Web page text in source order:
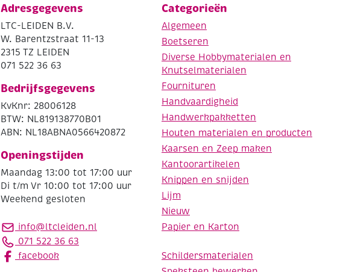
Adresgegevens
LTC-LEIDEN B.V.
W. Barentzstraat 11-13
2315 TZ LEIDEN
071 522 36 63
Bedrijfsgegevens
KvKnr: 28006128
BTW: NL819138770B01
ABN: NL18ABNA0566420872
Openingstijden
Maandag 13:00 tot 17:00 uur
Di t/m Vr 10:00 tot 17:00 uur
Weekend gesloten
info@ltcleiden.nl
071 522 36 63
facebook
Categorieën
Algemeen
Boetseren
Diverse Hobbymaterialen en
Knutselmaterialen
Fournituren
Handvaardigheid
Handwerkpakketten
Houten materialen en producten
Kaarsen en Zeep maken
Kantoorartikelen
Knippen en snijden
Lijm
Nieuw
Papier en Karton
Schildersmaterialen